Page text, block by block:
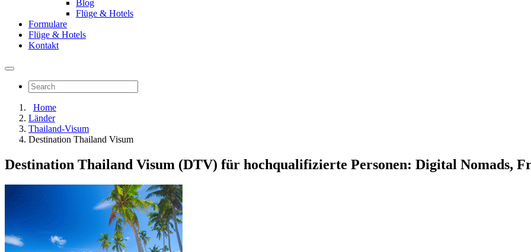
Blog
Flüge & Hotels
Formulare
Flüge & Hotels
Kontakt
Home
Länder
Thailand-Visum
Destination Thailand Visum
Destination Thailand Visum (DTV) für hochqualifizierte Personen: Digital Nomads,